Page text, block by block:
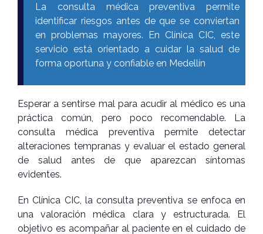
La consulta médica preventiva permite
identificar riesgos antes de que se conviertan
en problemas mayores. En Clínica CIC, este
servicio está orientado a cuidar la salud de
forma oportuna y confiable en Medellín
Esperar a sentirse mal para acudir al médico es una
práctica común, pero poco recomendable. La
consulta médica preventiva permite detectar
alteraciones tempranas y evaluar el estado general
de salud antes de que aparezcan síntomas
evidentes.
En Clínica CIC, la consulta preventiva se enfoca en
una valoración médica clara y estructurada. El
objetivo es acompañar al paciente en el cuidado de